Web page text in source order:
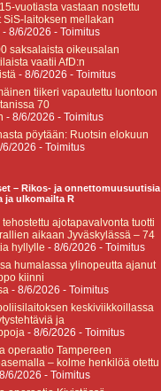
vuotiasta vastaan nostettu
SiS-laitoksen mellakan
- 8/6/2026 - Toimitus
saksalaista oikeusalan
vaatii AfD:n
- 8/6/2026 - Toimitus
tiikeri vapautettu luontoon
70
- 8/6/2026 - Toimitus
pöytään: Ruotsin elokuun
6/2026 - Toimitus
– Rikos- ja onnettomuusuutisia
ja ulkomailta R
tehostettu ajotapavalvonta tuotti
aikaan Jyväskylässä – 74
hyllylle - 8/6/2026 - Toimitus
humalassa ylinopeutta ajanut
kiinni
- 8/6/2026 - Toimitus
keskiviikkoillassa
ja
- 8/6/2026 - Toimitus
operaatio Tampereen
– kolme henkilöä otettu
6/2026 - Toimitus